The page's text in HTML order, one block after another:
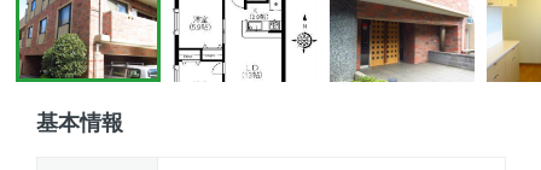
基本情報